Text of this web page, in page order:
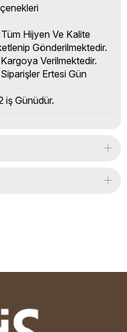
Hijyen Ve Kalite
Gönderilmektedir.
Verilmektedir.
Ertesi Gün
iş Günüdür.